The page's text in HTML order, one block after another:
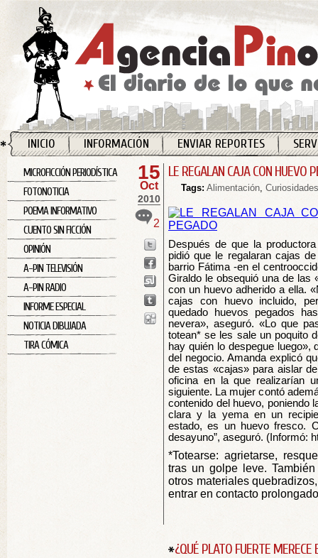
INICIO INFORMACIÓN ENVIAR REPORTES
MICROFICCIÓN PERIODÍSTICA
FOTONOTICIA
POEMA INFORMATIVO
CUENTO SIN FICCIÓN
OPINIÓN
A-PIN TELEVISIÓN
A-PIN RADIO
INFORME ESPECIAL
NOTICIA DIBUJADA
TIRA CÓMICA
15
Oct
2010
2
LE REGALAN CAJA CON HUEVO
Tags: Alimentación, Curiosidades
Después de que la
pidió que le regalaran cajas
barrio Fátima -en el
Giraldo le obsequió una de las
con un huevo adherido a ella.
cajas con huevo incluido,
quedado huevos pegados
nevera», aseguró. «Lo que
totean* se les sale un poquito
hay quién lo despegue luego»,
del negocio. Amanda explicó
de estas «cajas» para aislar
oficina en la que realizarían
siguiente. La mujer contó
contenido del huevo, poniendo
clara y la yema en un
estado, es un huevo fresco.
desayuno”, aseguró. (Informó:
*Totearse: agrietarse,
tras un golpe leve.
otros materiales
entrar en contacto
¿QUÉ PLATO FUERTE MERECE